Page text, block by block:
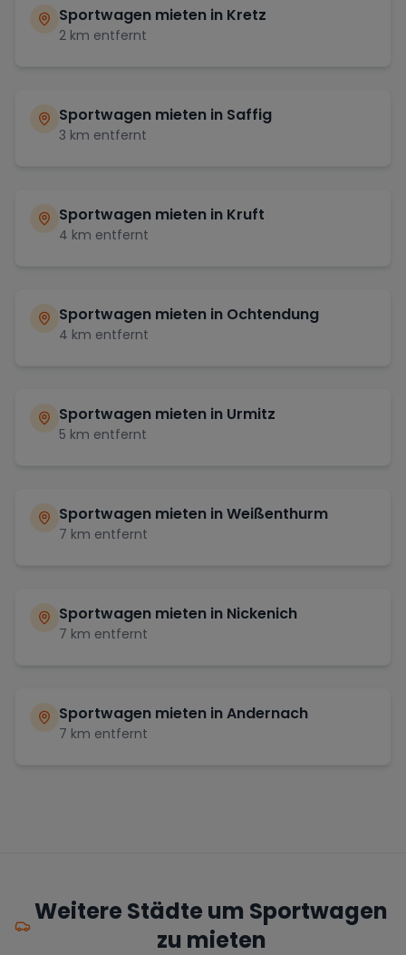
Sportwagen mieten in Kretz
2 km entfernt
Sportwagen mieten in Saffig
3 km entfernt
Sportwagen mieten in Kruft
4 km entfernt
Sportwagen mieten in Ochtendung
4 km entfernt
Sportwagen mieten in Urmitz
5 km entfernt
Sportwagen mieten inWeißenthurm
7 km entfernt
Sportwagen mieten in Nickenich
7 km entfernt
Sportwagen mieten inAndernach
7 km entfernt
Weitere Städte um Sportwagen
zu mieten